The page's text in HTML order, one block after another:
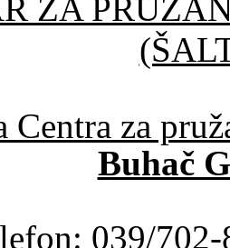
ZA
Centra za
Buhač
039/